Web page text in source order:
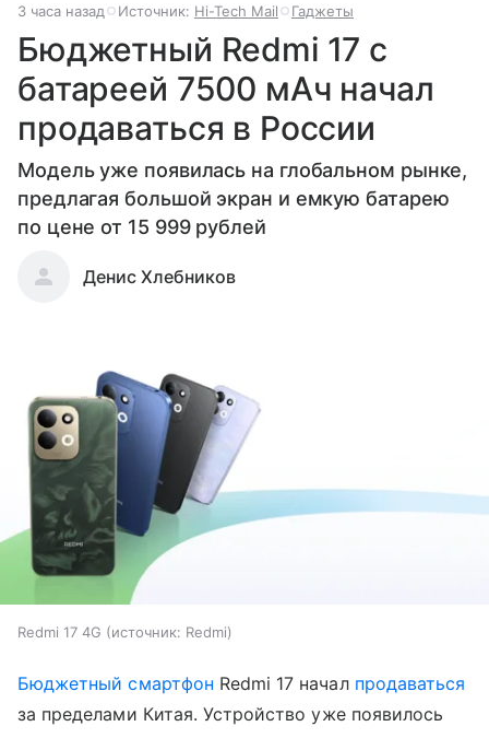
3 часа назад Источник: Hi-Tech Mail Гаджеты
Бюджетный Redmi 17 с
батареей 7500 мАч начал
продаваться в России
Модель уже появилась на глобальном рынке,
предлагая большой экран и емкую батарею
по цене от 15 999 рублей
Денис Хлебников
Redmi 17 4G источник: Redmi
Бюджетный смартфон Redmi 17 начал продаваться
за пределами Китая. Устройство уже появилось